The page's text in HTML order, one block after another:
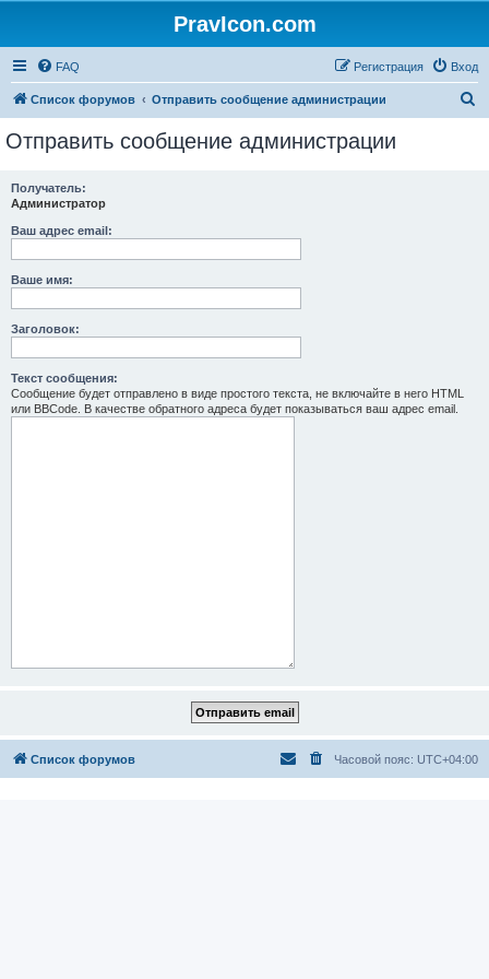
PravIcon.com
FAQ Вход
Регистрация
Список форумов Отправить сообщение администрации
Отправить сообщение администрации
Получатель:
Администратор
Ваш адрес email:
Ваше имя:
Заголовок:
Текст сообщения:
Сообщение будет отправлено в виде простого текста, не включайте в него HTML
или BBCode. В качестве обратного адреса будет показываться ваш адрес email.
Список форумов Часовой пояс: UTC+04:00